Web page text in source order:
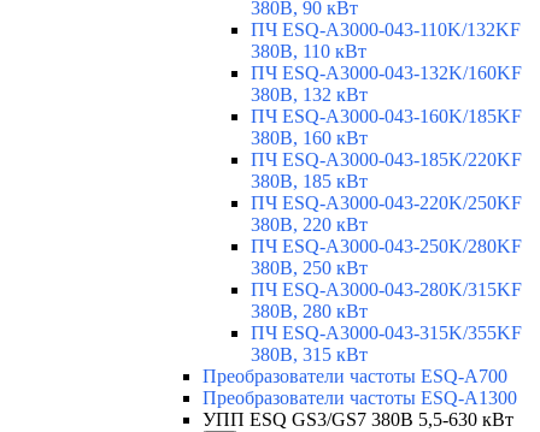
380В, 90 кВт
ПЧ ESQ-A3000-043-110K/132KF
380В, 110 кВт
ПЧ ESQ-A3000-043-132K/160KF
380В, 132 кВт
ПЧ ESQ-A3000-043-160K/185KF
380В, 160 кВт
ПЧ ESQ-A3000-043-185K/220KF
380В, 185 кВт
ПЧ ESQ-A3000-043-220K/250KF
380В, 220 кВт
ПЧ ESQ-A3000-043-250K/280KF
380В, 250 кВт
ПЧ ESQ-A3000-043-280K/315KF
380В, 280 кВт
ПЧ ESQ-A3000-043-315K/355KF
380В, 315 кВт
Преобразователи частоты ESQ-A700
Преобразователи частоты ESQ-A1300
УПП ESQ GS3/GS7 380В 5,5-630 кВт